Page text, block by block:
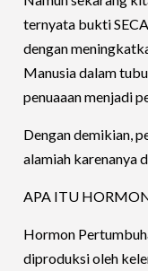
ternyata bukti
dengan
Manusia dalam
penuaaan menjadi
Dengan demikian,
alamiah karenanya
APA ITU
Hormon
diproduksi oleh